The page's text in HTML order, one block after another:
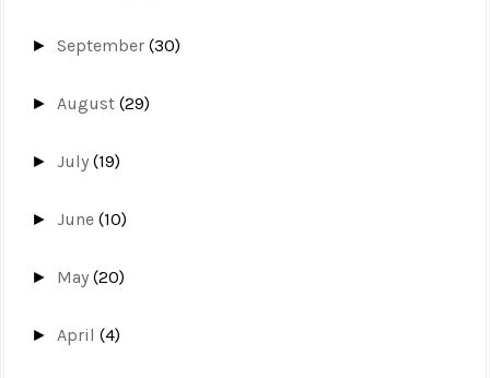
►September(30)
► August(29)
►July(19)
►June(10)
► May(20)
► April(4)